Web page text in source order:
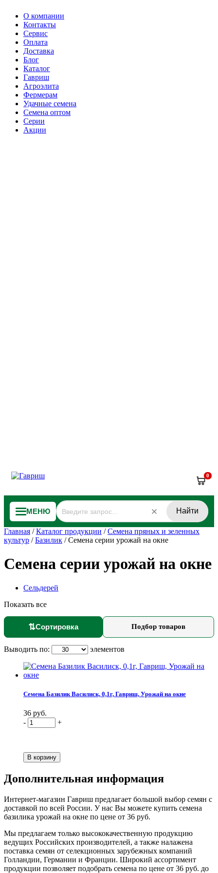
О компании
Контакты
Сервис
Оплата
Доставка
Блог
Каталог
Гавриш
Агроэлита
Фермерам
Удачные семена
Семена оптом
Серии
Акции
0
МЕНЮ Найти
Главная /Каталог продукции /Семена пряных и зеленных
культур /Базилик /Семена серии урожай на окне
Семена серии урожай на окне
Сельдерей
Показать все
⇅Сортировка Подбор товаров
Выводить по: элементов
Семена Базилик Василиск, 0,1г, Гавриш, Урожай на окне
36 руб.
-
+
Дополнительная информация
Интернет-магазин Гавриш предлагает большой выбор семян с
доставкой по всей России. У нас Вы можете купить семена
базилика урожай на окне по цене от 36 руб.
Мы предлагаем только высококачественную продукцию
ведущих Российских производителей, а также налажена
поставка семян от селекционных зарубежных компаний
Голландии, Германии и Франции. Широкий ассортимент
продукции позволяет подобрать семена по цене от 36 руб. до